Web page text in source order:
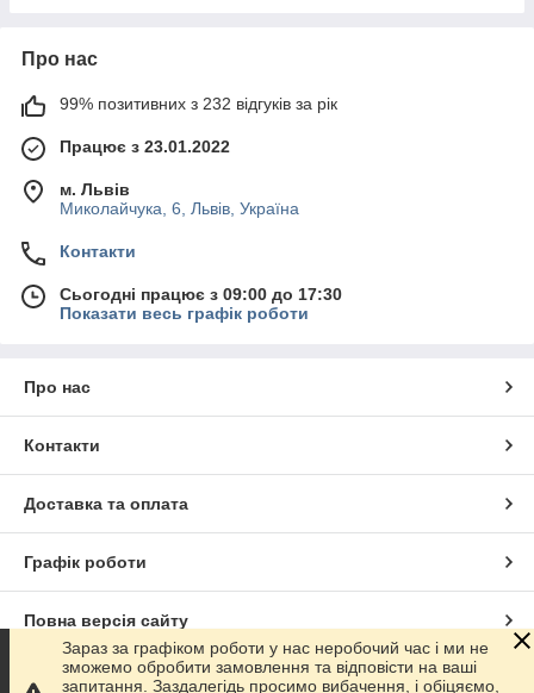
Про нас
99% позитивних з 232 відгуків за рік
Працює з 23.01.2022
м. Львів
Миколайчука, 6, Львів, Україна
Контакти
Сьогодні працює з 09:00 до 17:30
Показати весь графік роботи
Про нас
Контакти
Доставка та оплата
Графік роботи
Повна версія сайту
Сайт створено на маркетплейсіProm.ua
Зараз за графіком роботи у нас неробочий час і ми не
зможемо обробити замовлення та відповісти на ваші
запитання. Заздалегідь просимо вибачення, і обіцяємо,